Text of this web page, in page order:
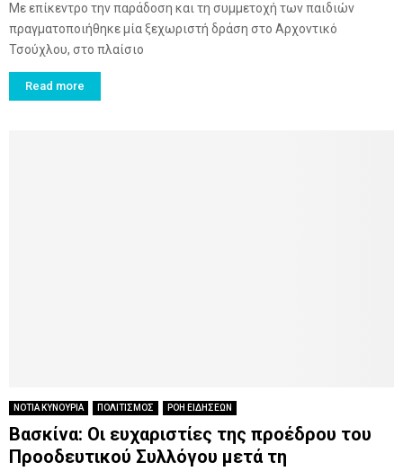
Με επίκεντρο την παράδοση και τη συμμετοχή των παιδιών
πραγματοποιήθηκε μία ξεχωριστή δράση στο Αρχοντικό
Τσούχλου, στο πλαίσιο
Read more
ΝΟΤΙΑ ΚΥΝΟΥΡΙΑ ΠΟΛΙΤΙΣΜΟΣ ΡΟΗ ΕΙΔΗΣΕΩΝ
Βασκίνα: Οι ευχαριστίες της προέδρου του
Προοδευτικού Συλλόγου μετά τη